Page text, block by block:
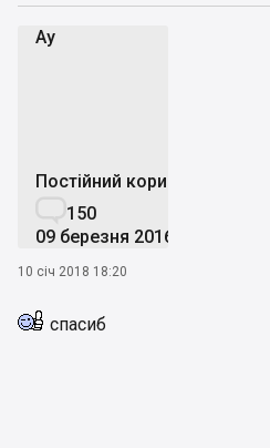
Аy
Постійний користувач
150
09 березня 2016
10 січ 2018 18:20
спасиб